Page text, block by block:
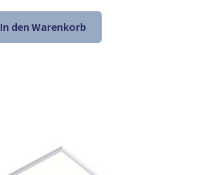
Preis
war:
157,54 €
Preis
ist:
106,98 €.
In den Warenkorb